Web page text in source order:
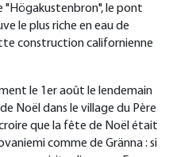
"Högakustenbron", le pont
le plus riche en eau de
construction californienne
le 1er août le lendemain
Noël dans le village du Père
que la fête de Noël était
comme de Gränna : si